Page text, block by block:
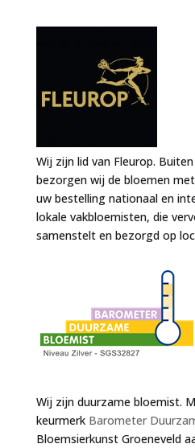
Wij zijn lid van Fleurop.
bezorgen wij de bloemen
uw bestelling nationaal en
lokale vakbloemisten, die
samenstelt en bezorgd op
Wij zijn duurzame bloemist.
keurmerk Barometer
Bloemsierkunst Groeneveld